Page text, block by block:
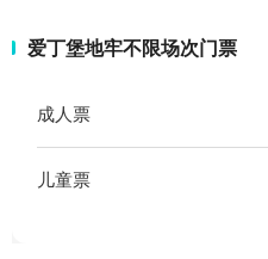
爱丁堡地牢不限场次门票
成人票
儿童票